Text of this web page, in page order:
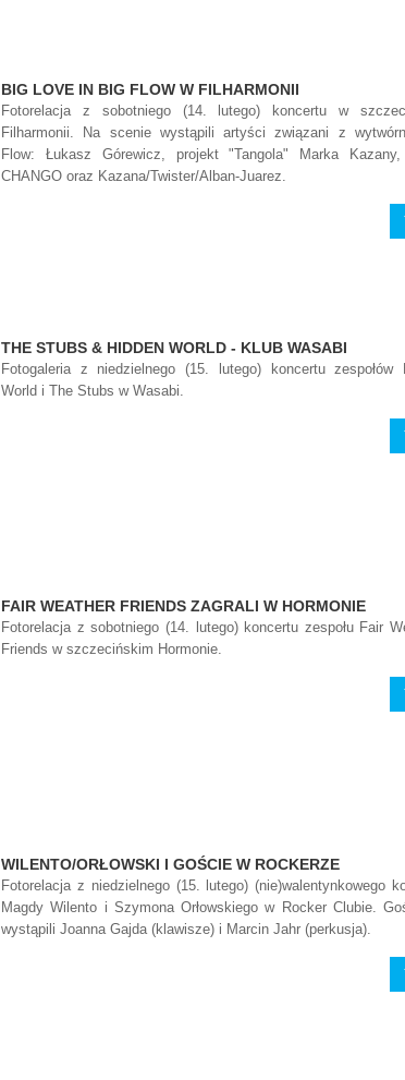
BIG LOVE IN BIG FLOW W FILHARMONII
Fotorelacja z sobotniego (14. lutego) koncertu w
Filharmonii. Na scenie wystąpili artyści związani z
Flow: Łukasz Górewicz, projekt "Tangola" Marka
CHANGO oraz Kazana/Twister/Alban-Juarez.
THE STUBS & HIDDEN WORLD - KLUB WASABI
Fotogaleria z niedzielnego (15. lutego) koncertu zespołów
World i The Stubs w Wasabi.
FAIR WEATHER FRIENDS ZAGRALI W HORMONIE
Fotorelacja z sobotniego (14. lutego) koncertu zespołu Fair
Friends w szczecińskim Hormonie.
WILENTO/ORŁOWSKI I GOŚCIE W ROCKERZE
Fotorelacja z niedzielnego (15. lutego) (nie)walentynkowego
Magdy Wilento i Szymona Orłowskiego w Rocker Clubie.
wystąpili Joanna Gajda (klawisze) i Marcin Jahr (perkusja).